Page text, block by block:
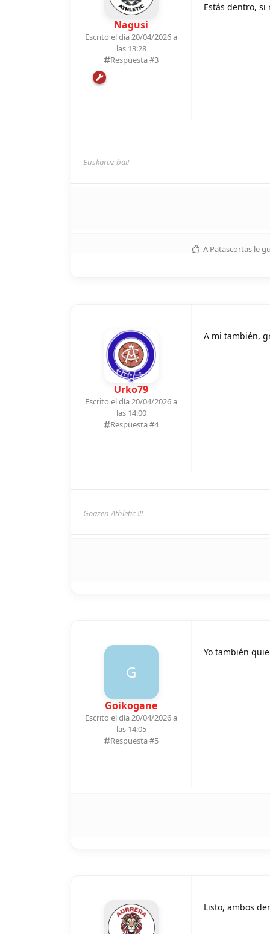
Nagusi
Escrito el día 20/04/2026 a
las 13:28
Respuesta #3
Estás dentro,
Euskaraz bai!
A Patascortas le
Urko79
Escrito el día 20/04/2026 a
las 14:00
Respuesta #4
A mi también,
Goazen Athletic !!!
G
Goikogane
Escrito el día 20/04/2026 a
las 14:05
Respuesta #5
Yo también
Listo, ambos